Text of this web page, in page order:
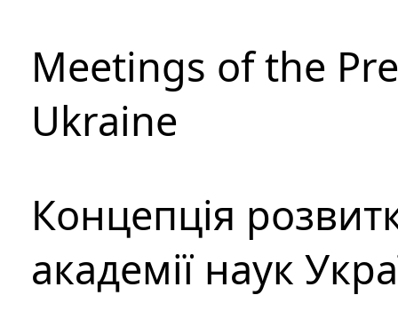
Meetings of the
Ukraine
Концепція
академії наук